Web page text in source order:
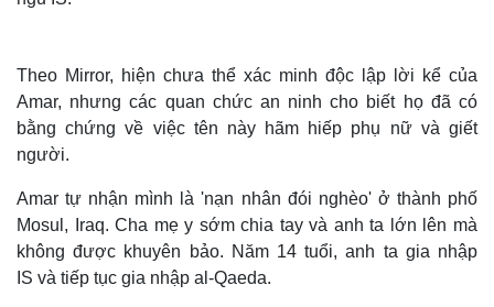
Theo Mirror, hiện chưa thể xác minh độc lập lời kể của
Amar, nhưng các quan chức an ninh cho biết họ đã có
bằng chứng về việc tên này hãm hiếp phụ nữ và giết
người.
Amar tự nhận mình là 'nạn nhân đói nghèo' ở thành phố
Mosul, Iraq. Cha mẹ y sớm chia tay và anh ta lớn lên mà
không được khuyên bảo. Năm 14 tuổi, anh ta gia nhập
IS và tiếp tục gia nhập al-Qaeda.